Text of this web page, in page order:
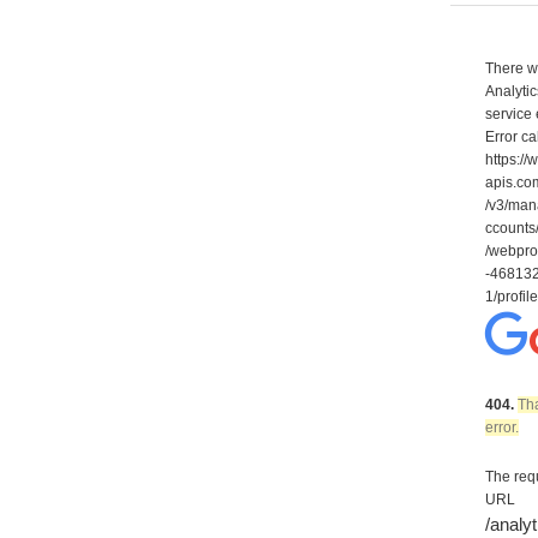
There
service
Error
https://
/v3/
/
-
1/
404.
error.
The
URL
/